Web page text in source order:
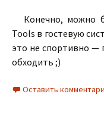
Конечно, можно
Tools в гостевую
это не спортивно —
обходить ;)
Оставить